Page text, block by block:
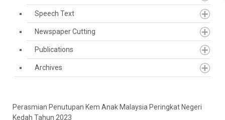
Speech Text
Newspaper Cutting
Publications
Archives
Perasmian Penutupan Kem Anak Malaysia Peringkat Negeri
Kedah Tahun 2023